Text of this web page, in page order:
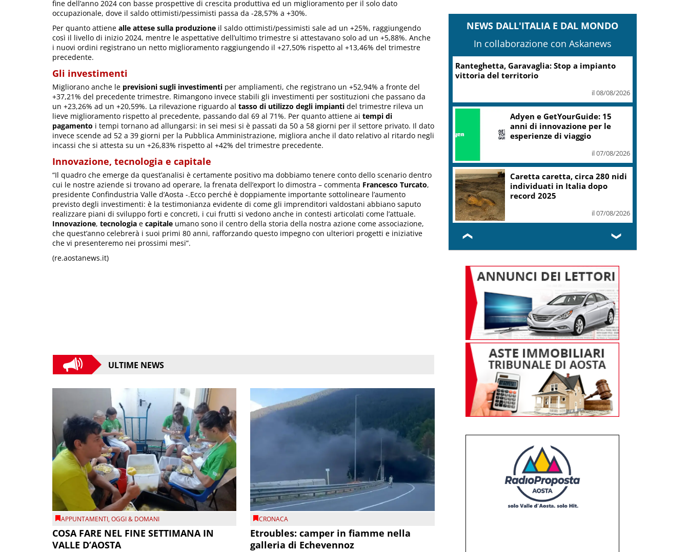
fine dell’anno 2024 con basse prospettive di crescita produttiva ed un miglioramento per il solo dato
occupazionale, dove il saldo ottimisti/pessimisti passa da -28,57% a +30%.
Per quanto attiene alle attese sulla produzione il saldo ottimisti/pessimisti sale ad un +25%, raggiungendo
così il livello di inizio 2024, mentre le aspettative dell’ultimo trimestre si attestavano solo ad un +5,88%. Anche
i nuovi ordini registrano un netto miglioramento raggiungendo il +27,50% rispetto al +13,46% del trimestre
precedente.
Gli investimenti
Migliorano anche le previsioni sugli investimenti per ampliamenti, che registrano un +52,94% a fronte del
+37,21% del precedente trimestre. Rimangono invece stabili gli investimenti per sostituzioni che passano da
un +23,26% ad un +20,59%. La rilevazione riguardo al tasso di utilizzo degli impianti del trimestre rileva un
lieve miglioramento rispetto al precedente, passando dal 69 al 71%. Per quanto attiene ai tempi di
pagamento i tempi tornano ad allungarsi: in sei mesi si è passati da 50 a 58 giorni per il settore privato. Il dato
invece scende ad 52 a 39 giorni per la Pubblica Amministrazione, migliora anche il dato relativo al ritardo negli
incassi che si attesta su un +26,83% rispetto al +42% del trimestre precedente.
Innovazione, tecnologia e capitale
“Il quadro che emerge da quest’analisi è certamente positivo ma dobbiamo tenere conto dello scenario dentro
cui le nostre aziende si trovano ad operare, la frenata dell’export lo dimostra – commenta Francesco Turcato,
presidente Confindustria Valle d’Aosta -.Ecco perché è doppiamente importante sottolineare l’aumento
previsto degli investimenti: è la testimonianza evidente di come gli imprenditori valdostani abbiano saputo
realizzare piani di sviluppo forti e concreti, i cui frutti si vedono anche in contesti articolati come l’attuale.
Innovazione, tecnologia e capitale umano sono il centro della storia della nostra azione come associazione,
che quest’anno celebrerà i suoi primi 80 anni, rafforzando questo impegno con ulteriori progetti e iniziative
che vi presenteremo nei prossimi mesi”.
(re.aostanews.it)
ULTIME NEWS
APPUNTAMENTI,OGGI & DOMANI
COSA FARE NEL FINE SETTIMANA IN
VALLE D’AOSTA
CRONACA
Etroubles: camper in fiamme nella
galleria di Echevennoz
NEWS DALL'ITALIA E DAL MONDO
In collaborazione con Askanews
Turismo, Osservatorio
Telepass: +20% di interesse
il 07/08/2026
Mic, Liguria: 5,8 mln da piano Grandi
Progetti Beni Culturali
il 07/08/2026
Mondiali Wakeboard: primo
oro è azzurro, Noa Gualtieri
campione Under 14
il 07/08/2026
❮ ❯